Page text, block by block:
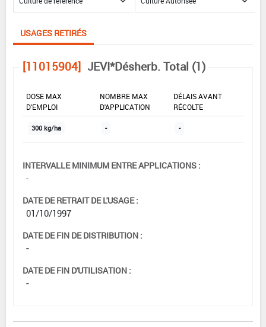
USAGES RETIRÉS
[11015904] JEVI*Désherb. Total (1)
DOSE MAX
D'EMPLOI
NOMBRE MAX
D'APPLICATION
DÉLAIS AVANT
RÉCOLTE
300 kg/ha - -
INTERVALLE MINIMUM ENTRE APPLICATIONS :
-
DATE DE RETRAIT DE L'USAGE :
01/10/1997
DATE DE FIN DE DISTRIBUTION :
-
DATE DE FIN D'UTILISATION :
-